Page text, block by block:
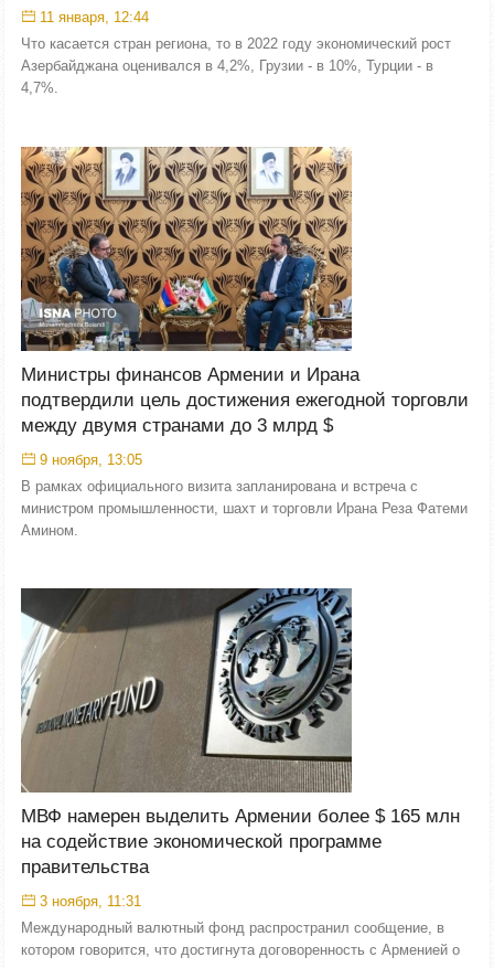
11 января, 12:44
Что касается стран региона, то в 2022 году экономический рост
Азербайджана оценивался в 4,2%, Грузии - в 10%, Турции - в
4,7%.
Министры финансов Армении и Ирана
подтвердили цель достижения ежегодной торговли
между двумя странами до 3 млрд $
9 ноября, 13:05
В рамках официального визита запланирована и встреча с
министром промышленности, шахт и торговли Ирана Реза Фатеми
Амином.
МВФ намерен выделить Армении более $ 165 млн
на содействие экономической программе
правительства
3 ноября, 11:31
Международный валютный фонд распространил сообщение, в
котором говорится, что достигнута договоренность с Арменией о